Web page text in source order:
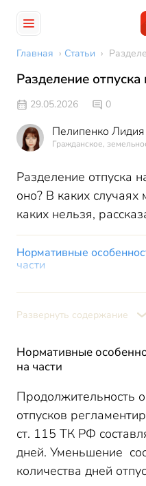
Главная › Статьи ›
Разделение отпуска
29.05.2026 0
Пелипенко
Гражданское,
Разделение отпуска
оно? В каких случаях
каких нельзя,
Нормативные
части
Варианты оформления
Алгоритм действий для
Как нельзя делить
Итоги
Развернуть содержание
Нормативные
на части
Продолжительность
отпусков
ст. 115 ТК РФ
дней. Уменьшение
количества дней